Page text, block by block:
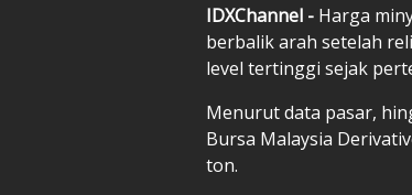
IDXChannel - Harga
berbalik arah setelah
level tertinggi sejak
Menurut data pasar,
Bursa Malaysia
ton.